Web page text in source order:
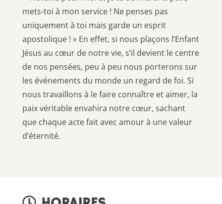
mets-toi à mon service ! Ne penses pas
uniquement à toi mais garde un esprit
apostolique ! » En effet, si nous plaçons l’Enfant
Jésus au cœur de notre vie, s’il devient le centre
de nos pensées, peu à peu nous porterons sur
les événements du monde un regard de foi. Si
nous travaillons à le faire connaître et aimer, la
paix véritable envahira notre cœur, sachant
que chaque acte fait avec amour à une valeur
d’éternité.